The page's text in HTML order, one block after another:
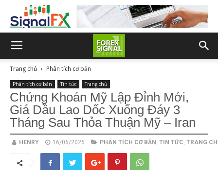
Trang chủ Phân tích cơ bản
Phân tích cơ bản Tin tức Trang chủ
Chứng Khoán Mỹ Lập Đỉnh Mới,
Giá Dầu Lao Dốc Xuống Đáy 3
Tháng Sau Thỏa Thuận Mỹ – Iran
HENRY 16/06/2026 PHÂN TÍCH CƠ BẢN , TIN TỨC, TRANG